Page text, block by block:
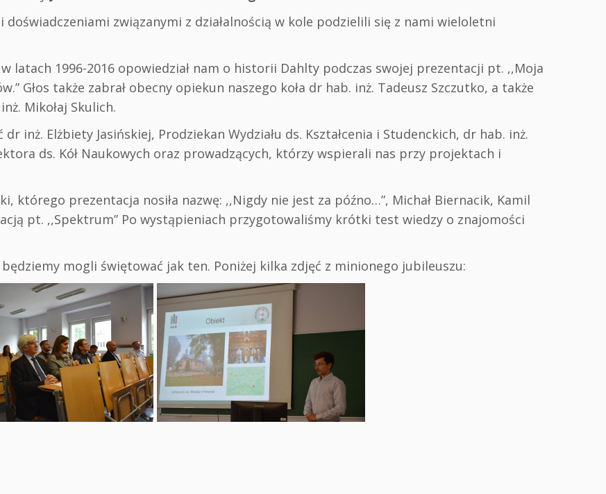
związanymi z działalnością w kole podzielili się z nami wieloletni
latach 1996-2016 opowiedział nam o historii Dahlty podczas swojej prezentacji pt. ,,Moja
Głos także zabrał obecny opiekun naszego koła dr hab. inż. Tadeusz Szczutko, a także
Mikołaj Skulich.
inż. Elżbiety Jasińskiej, Prodziekan Wydziału ds. Kształcenia i Studenckich, dr hab. inż.
ds. Kół Naukowych oraz prowadzących, którzy wspierali nas przy projektach i
którego prezentacja nosiła nazwę: ,,Nigdy nie jest za późno…”, Michał Biernacik, Kamil
pt. ,,Spektrum” Po wystąpieniach przygotowaliśmy krótki test wiedzy o znajomości
mogli świętować jak ten. Poniżej kilka zdjęć z minionego jubileuszu: